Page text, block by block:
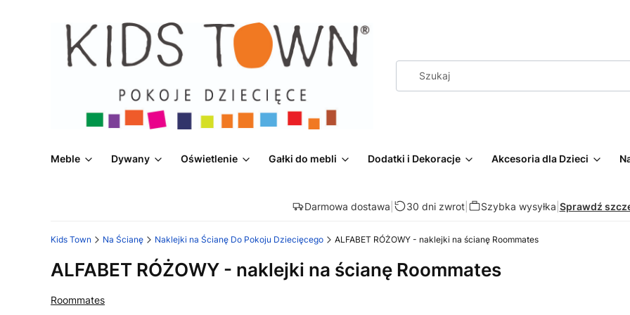
Meble Dywany Oświetlenie Gałki do mebli Dodatki i Dekoracje Akcesoria dla Dzieci
Darmowa dostawa 30 dni zwrot| Szybka wysyłka Sprawdź
Kids Town Na Ścianę Naklejki na Ścianę Do Pokoju Dziecięcego ALFABET RÓŻOWY - naklejki na ścianę Roommates
ALFABET RÓŻOWY - naklejki na ścianę Roommates
Roommates